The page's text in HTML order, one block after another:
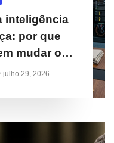
inteligência
por que
mudar o
anos
julho 29, 2026